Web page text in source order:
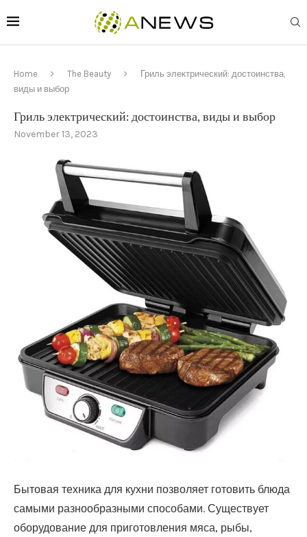
Home The Beauty
Гриль электрический: достоинства,
виды и выбор
Гриль электрический: достоинства, виды и выбор
November 13, 2023
Бытовая техника для кухни позволяет готовить блюда
самыми разнообразными способами. Существует
оборудование для приготовления мяса, рыбы,